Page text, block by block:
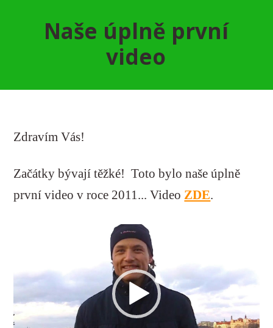
Naše úplně první
video
Zdravím Vás!
Začátky bývají těžké! Toto bylo naše úplně
první video v roce 2011... Video ZDE.